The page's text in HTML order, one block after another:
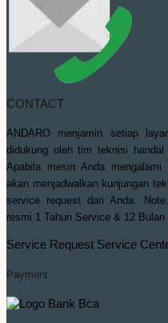
CONTACT
ANDARO menjamin setiap
didukung oleh tim teknisi
Apabila mesin Anda
akan menjadwalkan kunjungan
service request dari Anda.
resmi 1 Tahun Service & 12 Bulan
Service Request Service
Payment